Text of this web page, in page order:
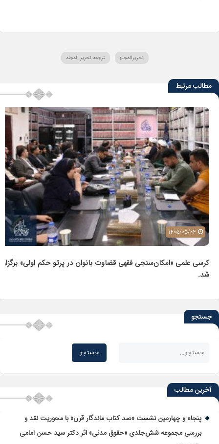
تحریرالمجله ترجمه تحریر المجله
مطالب مرتبط
کرسی علمی «امکان‌سنجی فقهی قضاوت بانوان در پرتو حکم اولی» برگزار
شد.
جستجو
آخرین مطالب
پنجاه و چهارمین نشست «صد کتاب ماندگار قرن» با محوریت نقد و
بررسی مجموعه شش‌جلدی «حقوق مدنی» اثر دکتر سید حسن امامی